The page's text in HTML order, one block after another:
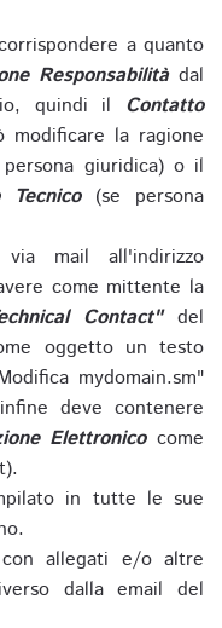
a quanto
Responsabilitàdal
quindi il Contatto
modificare la ragione
giuridica) o il
Tecnico(se persona
mail all'indirizzo
come mittente la
Contact"del
oggetto un testo
mydomain.sm"
deve contenere
Elettronicocome
in tutte le sue
allegati e/o altre
dalla email del